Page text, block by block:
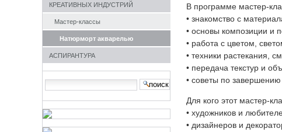
КРЕАТИВНЫХ ИНДУСТРИЙ
Мастер-классы
Натюрморт акварелью
АСПИРАНТУРА
search…
В программе мастер-
• знакомство с
• основы композиции и
• работа с цветом,
• техники растекания,
• передача текстур и
• советы по
Для кого этот мастер-
• художников и
• дизайнеров и